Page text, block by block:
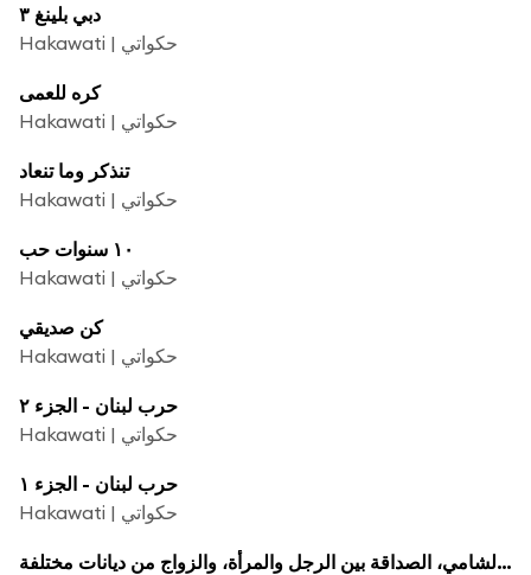
دبي بلينغ ٣
Hakawati | حكواتي
كره للعمى
Hakawati | حكواتي
تنذكر وما تنعاد
Hakawati | حكواتي
١٠ سنوات حب
Hakawati | حكواتي
كن صديقي
Hakawati | حكواتي
حرب لبنان - الجزء ٢
Hakawati | حكواتي
حرب لبنان - الجزء ١
Hakawati | حكواتي
قضية الشامي، الصداقة بين الرجل والمرأة، والزواج من ديانات مختلفة